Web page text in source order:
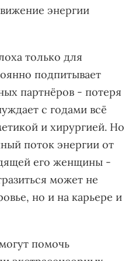
энергии
только для
подпитывает
партнёров - потеря
с годами всё
и хирургией. Но
поток энергии от
его женщины -
может не
но и на карьере и
помочь